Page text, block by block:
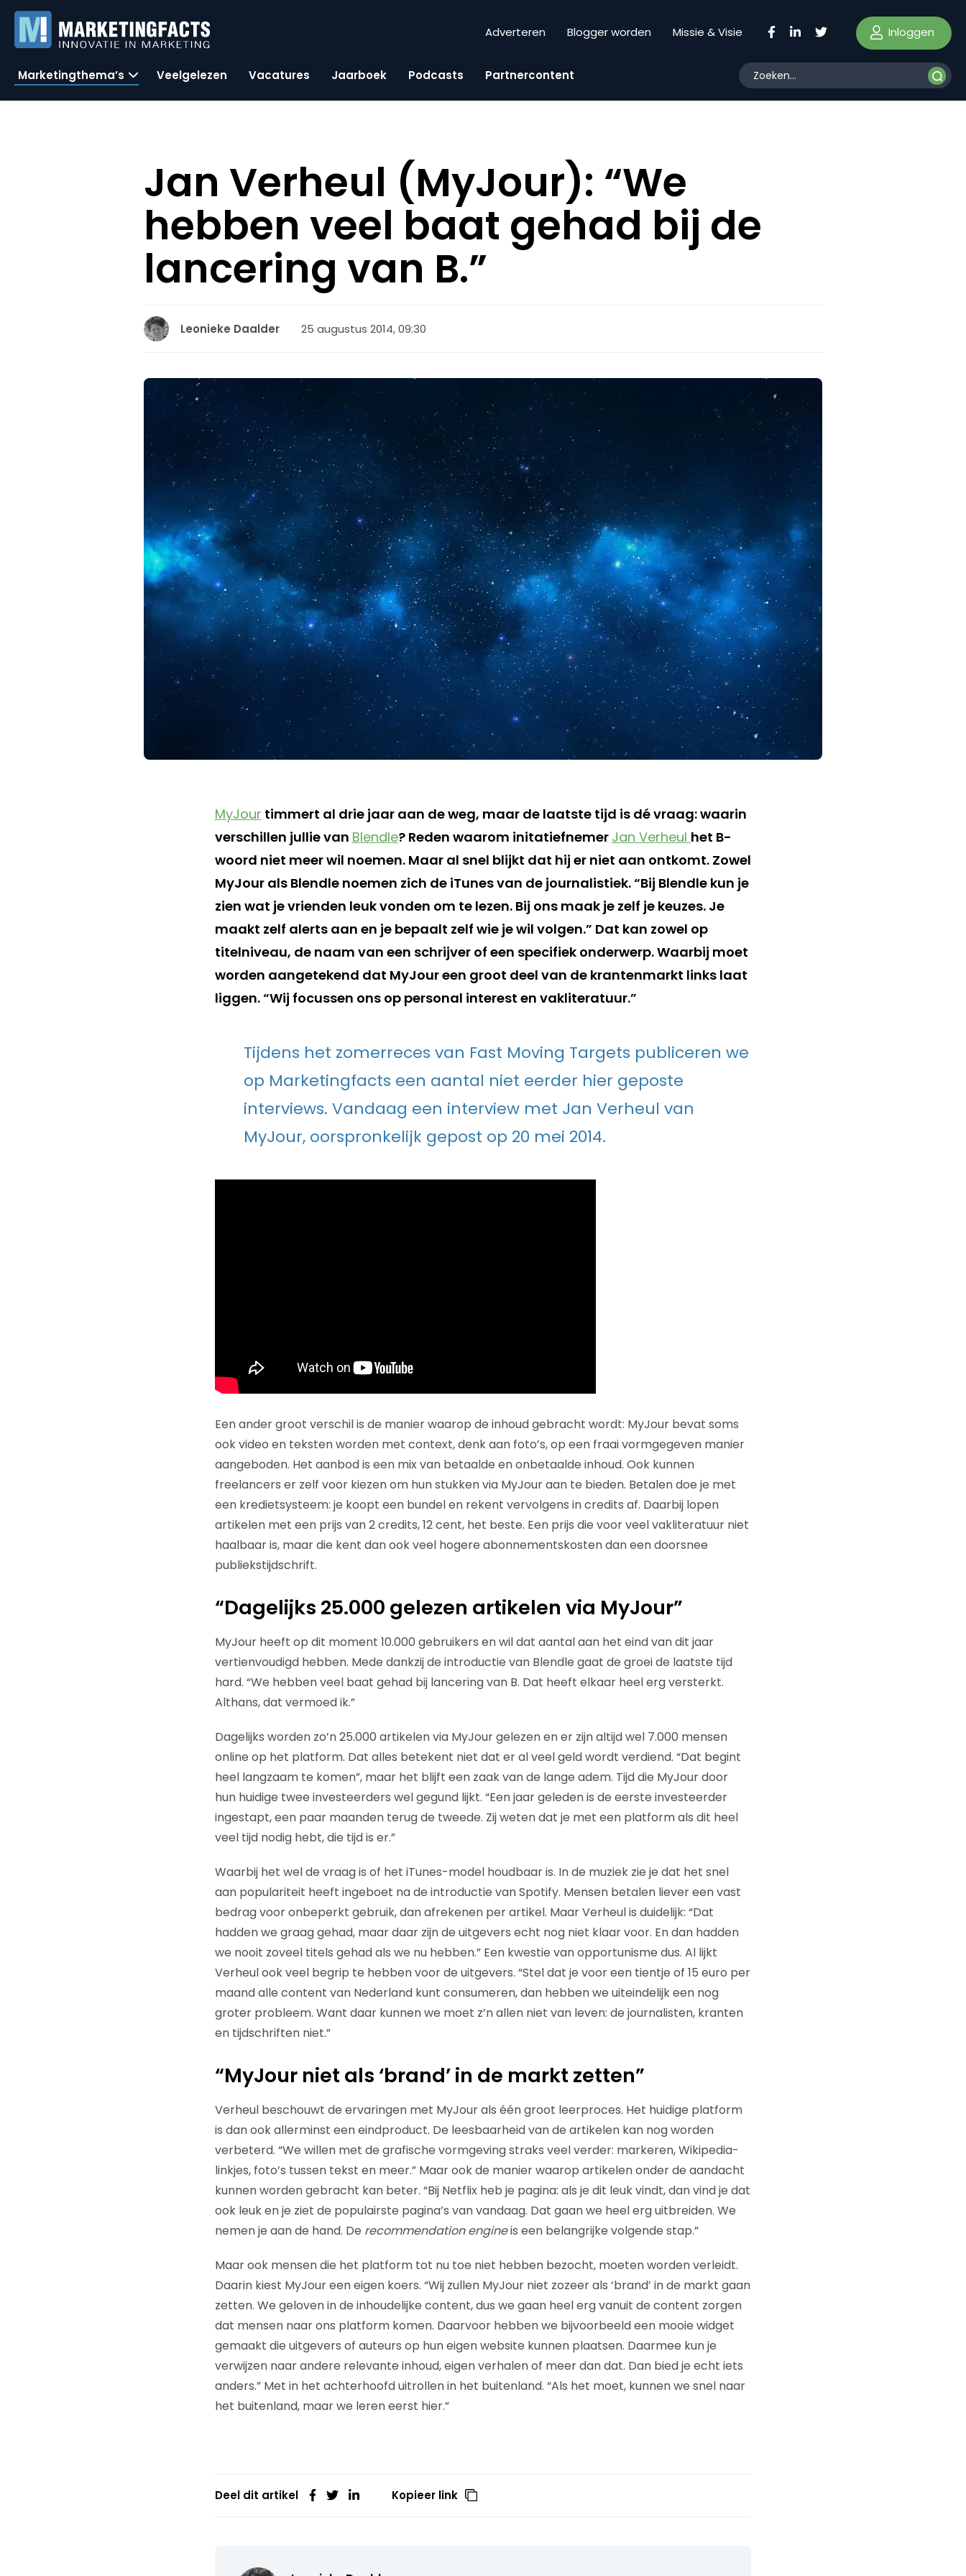
Adverteren Blogger worden Missie & Visie Inloggen
Marketingthema’s Veelgelezen Vacatures Jaarboek Podcasts Partnercontent
Jan Verheul (MyJour): “We
hebben veel baat gehad bij de
lancering van B.”
Leonieke Daalder 25 augustus 2014, 09:30
MyJour timmert al drie jaar aan de weg, maar de laatste tijd is dé vraag: waarin
verschillen jullie van Blendle? Reden waarom initatiefnemer Jan Verheul het B-
woord niet meer wil noemen. Maar al snel blijkt dat hij er niet aan ontkomt. Zowel
MyJour als Blendle noemen zich de iTunes van de journalistiek. “Bij Blendle kun je
zien wat je vrienden leuk vonden om te lezen. Bij ons maak je zelf je keuzes. Je
maakt zelf alerts aan en je bepaalt zelf wie je wil volgen.” Dat kan zowel op
titelniveau, de naam van een schrijver of een specifiek onderwerp. Waarbij moet
worden aangetekend dat MyJour een groot deel van de krantenmarkt links laat
liggen. “Wij focussen ons op personal interest en vakliteratuur.”
Tijdens het zomerreces van Fast Moving Targets publiceren we
op Marketingfacts een aantal niet eerder hier geposte
interviews. Vandaag een interview met Jan Verheul van
MyJour, oorspronkelijk gepost op 20 mei 2014.
Een ander groot verschil is de manier waarop de inhoud gebracht wordt: MyJour bevat soms
ook video en teksten worden met context, denk aan foto’s, op een fraai vormgegeven manier
aangeboden. Het aanbod is een mix van betaalde en onbetaalde inhoud. Ook kunnen
freelancers er zelf voor kiezen om hun stukken via MyJour aan te bieden. Betalen doe je met
een kredietsysteem: je koopt een bundel en rekent vervolgens in credits af. Daarbij lopen
artikelen met een prijs van 2 credits, 12 cent, het beste. Een prijs die voor veel vakliteratuur niet
haalbaar is, maar die kent dan ook veel hogere abonnementskosten dan een doorsnee
publiekstijdschrift.
“Dagelijks 25.000 gelezen artikelen via MyJour”
MyJour heeft op dit moment 10.000 gebruikers en wil dat aantal aan het eind van dit jaar
vertienvoudigd hebben. Mede dankzij de introductie van Blendle gaat de groei de laatste tijd
hard. “We hebben veel baat gehad bij lancering van B. Dat heeft elkaar heel erg versterkt.
Althans, dat vermoed ik.”
Dagelijks worden zo’n 25.000 artikelen via MyJour gelezen en er zijn altijd wel 7.000 mensen
online op het platform. Dat alles betekent niet dat er al veel geld wordt verdiend. “Dat begint
heel langzaam te komen”, maar het blijft een zaak van de lange adem. Tijd die MyJour door
hun huidige twee investeerders wel gegund lijkt. “Een jaar geleden is de eerste investeerder
ingestapt, een paar maanden terug de tweede. Zij weten dat je met een platform als dit heel
veel tijd nodig hebt, die tijd is er.”
Waarbij het wel de vraag is of het iTunes-model houdbaar is. In de muziek zie je dat het snel
aan populariteit heeft ingeboet na de introductie van Spotify. Mensen betalen liever een vast
bedrag voor onbeperkt gebruik, dan afrekenen per artikel. Maar Verheul is duidelijk: “Dat
hadden we graag gehad, maar daar zijn de uitgevers echt nog niet klaar voor. En dan hadden
we nooit zoveel titels gehad als we nu hebben.” Een kwestie van opportunisme dus. Al lijkt
Verheul ook veel begrip te hebben voor de uitgevers. “Stel dat je voor een tientje of 15 euro per
maand alle content van Nederland kunt consumeren, dan hebben we uiteindelijk een nog
groter probleem. Want daar kunnen we moet z’n allen niet van leven: de journalisten, kranten
en tijdschriften niet.”
“MyJour niet als ‘brand’ in de markt zetten”
Verheul beschouwt de ervaringen met MyJour als één groot leerproces. Het huidige platform
is dan ook allerminst een eindproduct. De leesbaarheid van de artikelen kan nog worden
verbeterd. “We willen met de grafische vormgeving straks veel verder: markeren, Wikipedia-
linkjes, foto’s tussen tekst en meer.” Maar ook de manier waarop artikelen onder de aandacht
kunnen worden gebracht kan beter. “Bij Netflix heb je pagina: als je dit leuk vindt, dan vind je dat
ook leuk en je ziet de populairste pagina’s van vandaag. Dat gaan we heel erg uitbreiden. We
nemen je aan de hand. De recommendation engineis een belangrijke volgende stap.”
Maar ook mensen die het platform tot nu toe niet hebben bezocht, moeten worden verleidt.
Daarin kiest MyJour een eigen koers. “Wij zullen MyJour niet zozeer als ‘brand’ in de markt gaan
zetten. We geloven in de inhoudelijke content, dus we gaan heel erg vanuit de content zorgen
dat mensen naar ons platform komen. Daarvoor hebben we bijvoorbeeld een mooie widget
gemaakt die uitgevers of auteurs op hun eigen website kunnen plaatsen. Daarmee kun je
verwijzen naar andere relevante inhoud, eigen verhalen of meer dan dat. Dan bied je echt iets
anders.” Met in het achterhoofd uitrollen in het buitenland. “Als het moet, kunnen we snel naar
het buitenland, maar we leren eerst hier.”
Deel dit artikel Kopieer link